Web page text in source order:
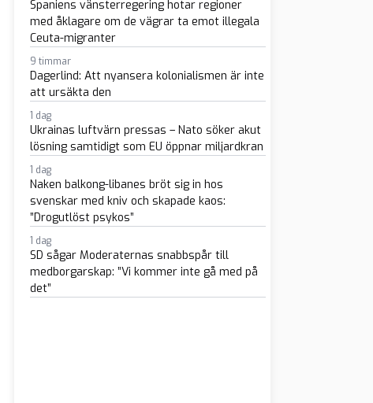
Spaniens vänsterregering hotar regioner
med åklagare om de vägrar ta emot illegala
Ceuta-migranter
9 timmar
Dagerlind: Att nyansera kolonialismen är inte
att ursäkta den
1 dag
Ukrainas luftvärn pressas – Nato söker akut
lösning samtidigt som EU öppnar miljardkran
1 dag
Naken balkong-libanes bröt sig in hos
svenskar med kniv och skapade kaos:
”Drogutlöst psykos”
1 dag
SD sågar Moderaternas snabbspår till
medborgarskap: ”Vi kommer inte gå med på
det”